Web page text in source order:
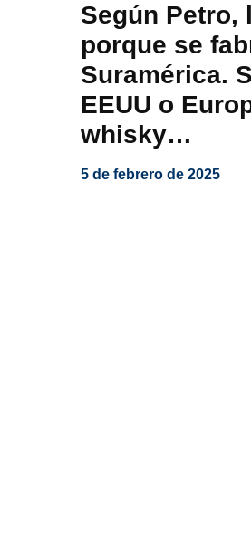
Según Petro,
porque se
Suramérica.
EEUU o
whisky…
5 de febrero de 2025